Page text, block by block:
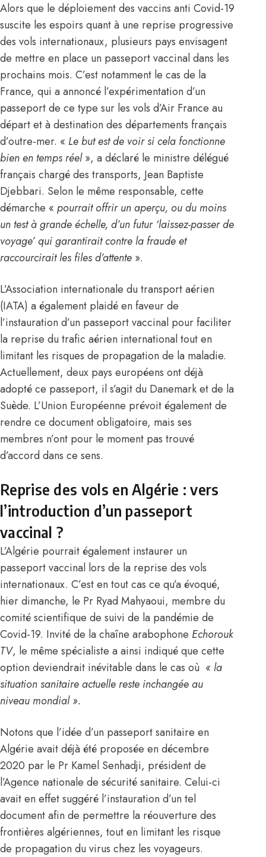
Alors que le déploiement des vaccins anti Covid-19
suscite les espoirs quant à une reprise progressive
des vols internationaux, plusieurs pays envisagent
de mettre en place un passeport vaccinal dans les
prochains mois. C’est notamment le cas de la
France, qui a annoncé l’expérimentation d’un
passeport de ce type sur les vols d’Air France au
départ et à destination des départements français
d’outre-mer. « Le but est de voir si cela fonctionne
bien en temps réel», a déclaré le ministre délégué
français chargé des transports, Jean Baptiste
Djebbari. Selon le même responsable, cette
démarche « pourrait offrir un aperçu, ou du moins
un test à grande échelle, d’un futur ‘laissez-passer de
voyage’ qui garantirait contre la fraude et
raccourcirait les files d’attente ».
L’Association internationale du transport aérien
(IATA) a également plaidé en faveur de
l’instauration d’un passeport vaccinal pour faciliter
la reprise du trafic aérien international tout en
limitant les risques de propagation de la maladie.
Actuellement, deux pays européens ont déjà
adopté ce passeport, il s’agit du Danemark et de la
Suède. L’Union Européenne prévoit également de
rendre ce document obligatoire, mais ses
membres n’ont pour le moment pas trouvé
d’accord dans ce sens.
Reprise des vols en Algérie : vers
l’introduction d’un passeport
vaccinal ?
L’Algérie pourrait également instaurer un
passeport vaccinal lors de la reprise des vols
internationaux. C’est en tout cas ce qu’a évoqué,
hier dimanche, le Pr Ryad Mahyaoui, membre du
comité scientifique de suivi de la pandémie de
Covid-19. Invité de la chaîne arabophone Echorouk
TV, le même spécialiste a ainsi indiqué que cette
option deviendrait inévitable dans le cas où « la
situation sanitaire actuelle reste inchangée au
niveau mondial ».
Notons que l’idée d’un passeport sanitaire en
Algérie avait déjà été proposée en décembre
2020 par le Pr Kamel Senhadji, président de
l’Agence nationale de sécurité sanitaire. Celui-ci
avait en effet suggéré l’instauration d’un tel
document afin de permettre la réouverture des
frontières algériennes, tout en limitant les risque
de propagation du virus chez les voyageurs.